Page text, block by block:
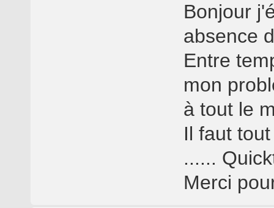
Bonjour
absence
Entre
mon
à tout le
Il faut
......
Merci